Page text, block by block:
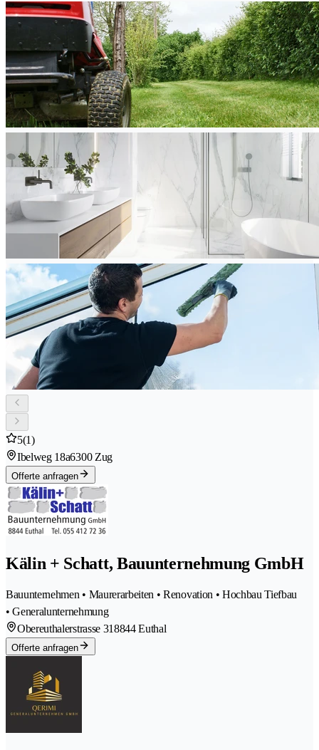
5(1)
Ibelweg 18a6300 Zug
Offerte anfragen
Kälin + Schatt, Bauunternehmung GmbH
Bauunternehmen • Maurerarbeiten • Renovation • Hochbau Tiefbau
• Generalunternehmung
Obereuthalerstrasse 318844 Euthal
Offerte anfragen